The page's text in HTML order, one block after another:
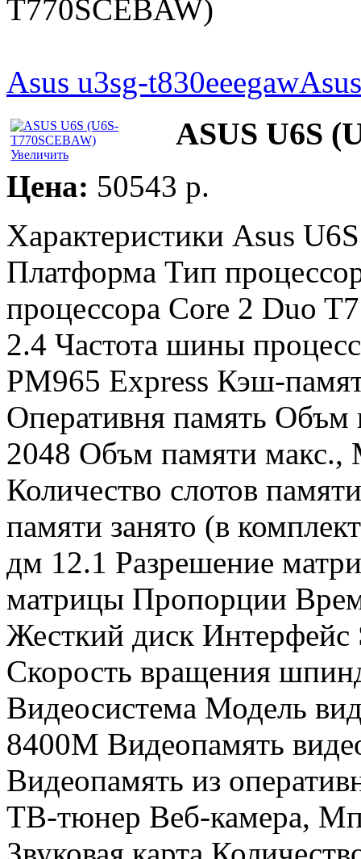
T770SCEBAW)
Asus u3sg-t830eeegaw
Увеличить
ASUS U6S
Цена: 50543 p.
Характеристики Asus
Платформа Тип
процессора Core 2 Duo
2.4 Частота шины
PM965 Express Кэш-
Оперативня память
2048 Объм памяти
Количество слотов
памяти занято (в
дм 12.1 Разрешение
матрицы Пропорции
Жесткий диск
Скорость вращения
Видеосистема Модель
8400M Видеопамять
Видеопамять из
ТВ-тюнер Веб-камера,